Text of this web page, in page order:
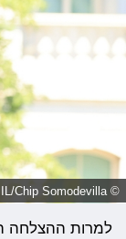
© Gettyimages.IL/Chip Somodevilla
למרות ההצלחה